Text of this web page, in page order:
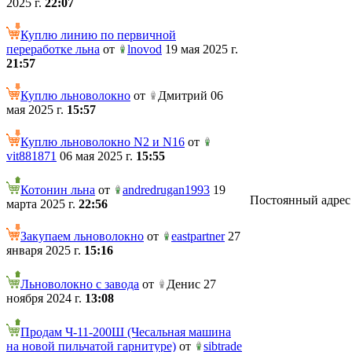
2025 г. 22:07
Куплю линию по первичной
переработке льна от lnovod 19 мая 2025 г.
21:57
Куплю льноволокно от
Дмитрий 06
мая 2025 г. 15:57
Куплю льноволокно N2 и N16 от
vit881871 06 мая 2025 г. 15:55
Котонин льна от andredrugan1993 19
марта 2025 г. 22:56
Закупаем льноволокно от eastpartner27
января 2025 г. 15:16
Льноволокно с завода от
Денис 27
ноября 2024 г. 13:08
Продам Ч-11-200Ш (Чесальная машина
на новой пильчатой гарнитуре) от sibtrade
Постоянный